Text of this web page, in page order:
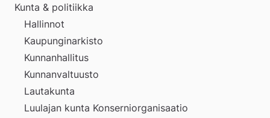
Kunta & politiikka
Hallinnot
Kaupunginarkisto
Kunnanhallitus
Kunnanvaltuusto
Lautakunta
Luulajan kunta Konserniorganisaatio